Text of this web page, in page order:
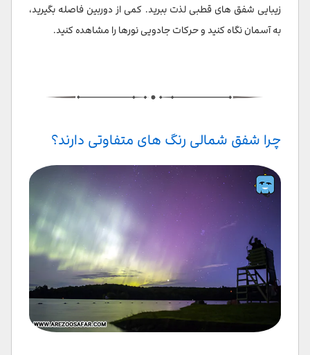
زیبایی شفق های قطبی لذت ببرید. کمی از دوربین فاصله بگیرید،
به آسمان نگاه کنید و حرکات جادویی نورها را مشاهده کنید.
چرا شفق شمالی رنگ های متفاوتی دارند؟